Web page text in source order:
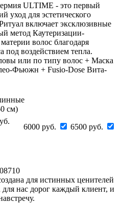
ULTIME - это первый
уход для эстетического
включает эксклюзивные
метод Каутеризации-
волос благодаря
под воздействием тепла.
или по типу волос + Маска
Фьюжн + Fusio-Dose Вита-
см)
6000 руб.
6500 руб.
для истинных ценителей
для нас дорог каждый клиент, и